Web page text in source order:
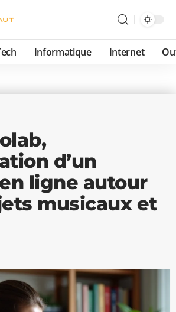
Informatique Internet
d’un
ligne autour
musicaux et